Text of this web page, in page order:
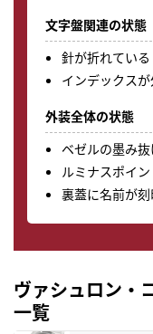
文字盤関連の状態
針が折れている
インデックス
外装全体の状態
ベゼルの墨み抜
ルミナスポイ
裏蓋に名前が
ヴァシュロン・
一覧